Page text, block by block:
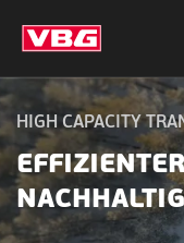
HIGH CAPACITY